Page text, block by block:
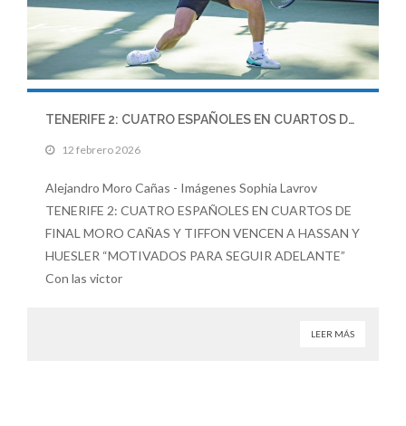
TENERIFE 2: CUATRO ESPAÑOLES EN CUARTOS DE FINAL
12 febrero 2026
Alejandro Moro Cañas - Imágenes Sophia Lavrov
TENERIFE 2: CUATRO ESPAÑOLES EN CUARTOS DE
FINAL MORO CAÑAS Y TIFFON VENCEN A HASSAN Y
HUESLER “MOTIVADOS PARA SEGUIR ADELANTE”
Con las victor
LEER MÁS